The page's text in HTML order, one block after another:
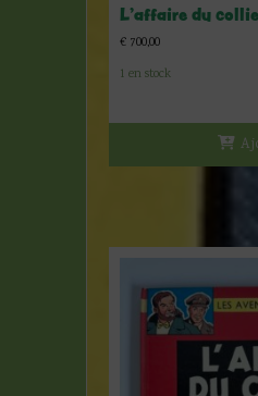
L’affaire du
€ 700,00
1 en stock